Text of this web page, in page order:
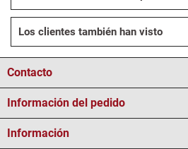
Los clientes también han visto
Contacto
Información del pedido
Información